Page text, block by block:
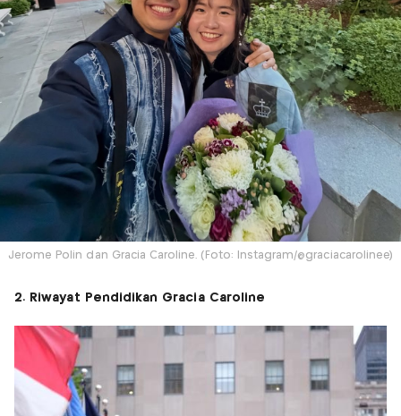
Jerome Polin dan Gracia Caroline. (Foto: Instagram/@graciacarolinee)
2. Riwayat Pendidikan Gracia Caroline